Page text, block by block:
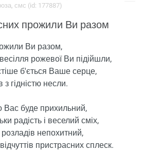
смс (id: 177887)
прожили Ви разом
Ви разом,
рожевої Ви підійшли,
б'ється Ваше серце,
гідністю несли.
Вас буде прихильний,
радість і веселий сміх,
непохитний,
пристрасних сплеск.